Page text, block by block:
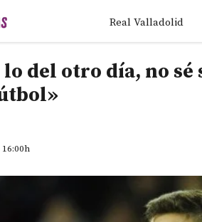
Real Valladolid
del otro día, no sé